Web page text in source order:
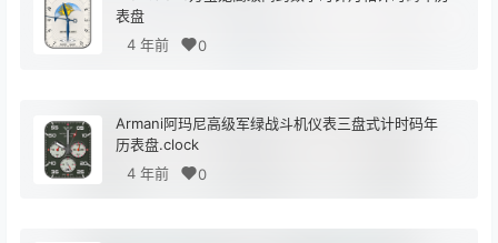
表盘
4 年前
0
Armani阿玛尼高级军绿战斗机仪表三盘式计时码年
历表盘.clock
4 年前
0